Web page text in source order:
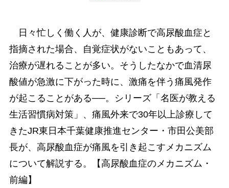
日々忙しく働く人が、健康診断で高尿酸血症と
指摘された場合、自覚症状がないこともあって、
治療が遅れることが多い。そうしたなかで血清尿
酸値が急激に下がった時に、激痛を伴う痛風発作
が起こることがある──。シリーズ「名医が教える
生活習慣病対策」、痛風外来で30年以上診療して
きたJR東日本千葉健康推進センター・市田公美部
長が、高尿酸血症が痛風を引き起こすメカニズム
について解説する。【高尿酸血症のメカニズム・
前編】